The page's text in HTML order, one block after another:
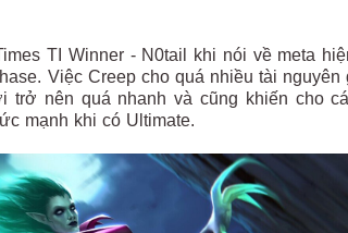
TI Winner - N0tail khi nói về meta
Việc Creep cho quá nhiều tài
trở nên quá nhanh và cũng khiến cho
mạnh khi có Ultimate.